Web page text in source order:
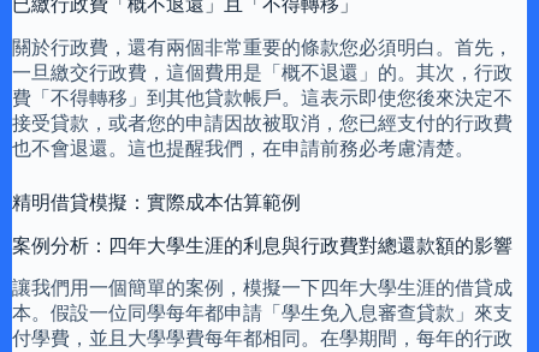
已繳行政費「概不退還」且「不得轉移」
關於行政費，還有兩個非常重要的條款您必須明白。首先，
一旦繳交行政費，這個費用是「概不退還」的。其次，行政
費「不得轉移」到其他貸款帳戶。這表示即使您後來決定不
接受貸款，或者您的申請因故被取消，您已經支付的行政費
也不會退還。這也提醒我們，在申請前務必考慮清楚。
精明借貸模擬：實際成本估算範例
案例分析：四年大學生涯的利息與行政費對總還款額的影響
讓我們用一個簡單的案例，模擬一下四年大學生涯的借貸成
本。假設一位同學每年都申請「學生免入息審查貸款」來支
付學費，並且大學學費每年都相同。在學期間，每年的行政